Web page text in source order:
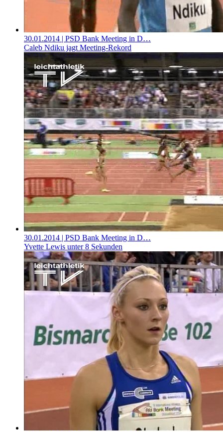
30.01.2014 | PSD Bank Meeting in D…
Caleb Ndiku jagt Meeting-Rekord
30.01.2014 | PSD Bank Meeting in D…
Yvette Lewis unter 8 Sekunden